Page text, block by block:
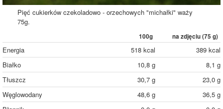
Pięć cukierków czekoladowo - orzechowych "michałki" waży
75g.
100g na zdjęciu (75 g)
Energia 518 kcal
389 kcal
Białko
10,8 g
8,1 g
Tłuszcz
30,7 g
23,0 g
Węglowodany
48,6 g
36,5 g